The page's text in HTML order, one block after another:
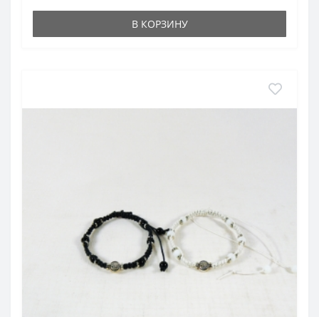
В КОРЗИНУ